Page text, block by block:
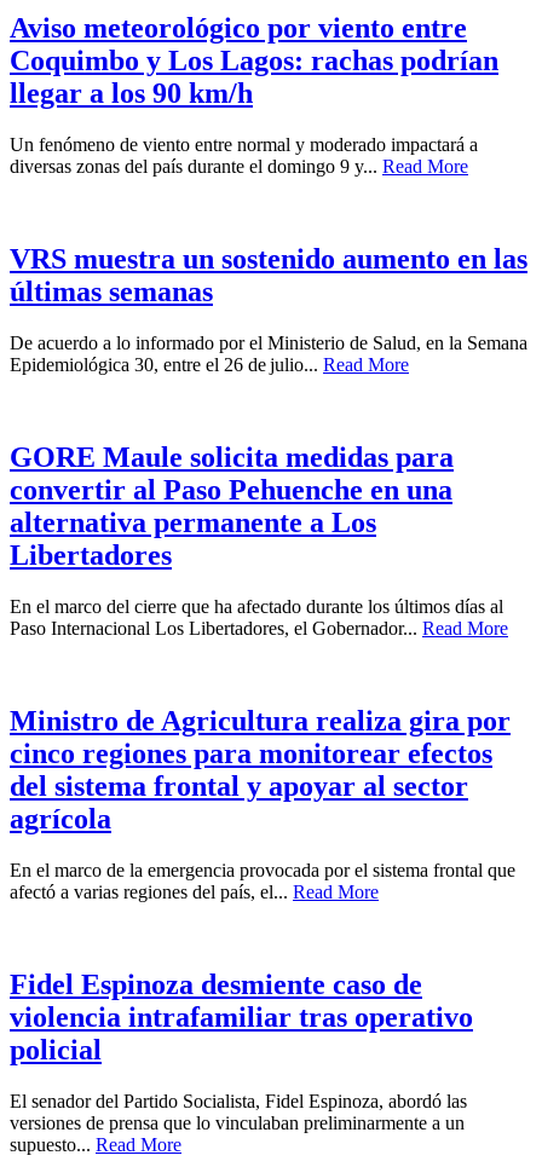
Aviso meteorológico por viento entre
Coquimbo y Los Lagos: rachas podrían
llegar a los 90 km/h
Un fenómeno de viento entre normal y moderado impactará a
diversas zonas del país durante el domingo 9 y... Read More
VRS muestra un sostenido aumento en las
últimas semanas
De acuerdo a lo informado por el Ministerio de Salud, en la Semana
Epidemiológica 30, entre el 26 de julio... Read More
GORE Maule solicita medidas para
convertir al Paso Pehuenche en una
alternativa permanente a Los
Libertadores
En el marco del cierre que ha afectado durante los últimos días al
Paso Internacional Los Libertadores, el Gobernador... Read More
Ministro de Agricultura realiza gira por
cinco regiones para monitorear efectos
del sistema frontal y apoyar al sector
agrícola
En el marco de la emergencia provocada por el sistema frontal que
afectó a varias regiones del país, el... Read More
Fidel Espinoza desmiente caso de
violencia intrafamiliar tras operativo
policial
El senador del Partido Socialista, Fidel Espinoza, abordó las
versiones de prensa que lo vinculaban preliminarmente a un
supuesto... Read More